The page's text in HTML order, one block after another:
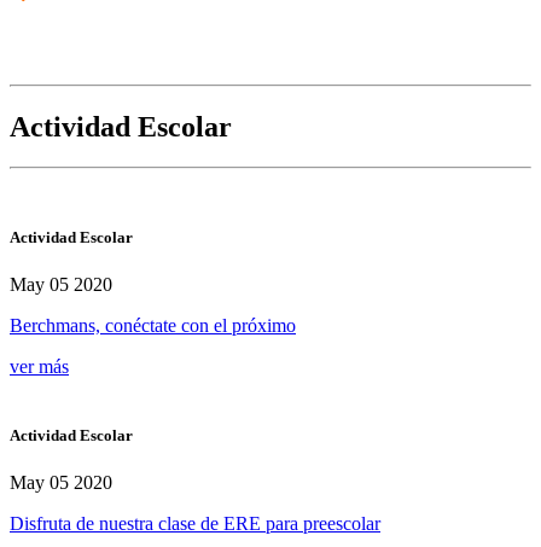
Actividad Escolar
Actividad Escolar
May 05 2020
Berchmans, conéctate con el próximo
ver más
Actividad Escolar
May 05 2020
Disfruta de nuestra clase de ERE para preescolar